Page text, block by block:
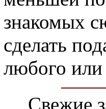
знакомых
сделать
любого или
Свежие